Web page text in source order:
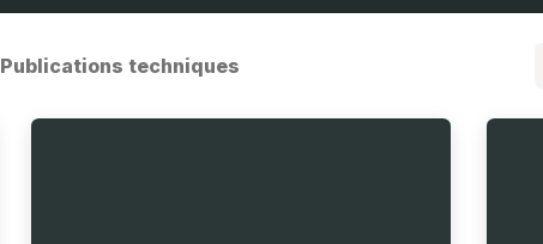
Publications techniques